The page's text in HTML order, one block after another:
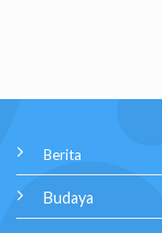
Berita
Budaya